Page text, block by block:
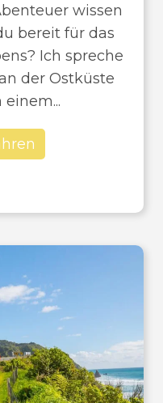
wissen
bereit für das
Ich spreche
der Ostküste